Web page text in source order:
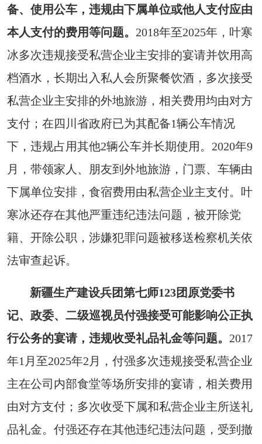
备、使用公车，违规由下属单位或他人支付应由
本人支付的费用等问题。 2018年至2025年，叶寒
冰多次违规接受私营企业主安排的宴请并饮用高
档酒水，长期出入私人会所聚餐饮酒，多次接受
私营企业主安排的外地旅游，相关费用均由对方
支付；在四川省政府已为其配备1辆公车情况
下，违规占用其他2辆公车并长期使用。2020年9
月，带领家人、朋友到外地旅游，门票、车辆由
下属单位安排，食宿费用由私营企业主支付。叶
寒冰还存在其他严重违纪违法问题，被开除党
籍、开除公职，涉嫌犯罪问题被移送检察机关依
法审查起诉。
新疆生产建设兵团第七师123团原党委书
记、政委、二级巡视员付强接受可能影响公正执
行公务的宴请，违规收受礼品礼金等问题。 2017
年1月至2025年2月，付强多次违规接受私营企业
主在公司内部食堂等场所安排的宴请，相关费用
由对方支付；多次收受下属和私营企业主所送礼
品礼金。付强还存在其他违纪违法问题，受到撤